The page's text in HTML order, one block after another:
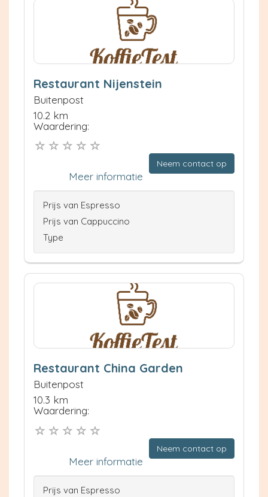
Restaurant Nijenstein
Buitenpost
10.2 km
Waardering:
Neem contact op
Meer informatie
Prijs van Espresso
Prijs van Cappuccino
Type
Restaurant China Garden
Buitenpost
10.3 km
Waardering:
Neem contact op
Meer informatie
Prijs van Espresso